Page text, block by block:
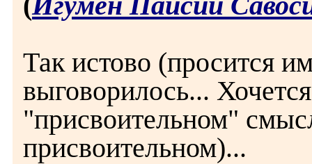
Так истово (просится
выговорилось...
"присвоительном"
присвоительном)...